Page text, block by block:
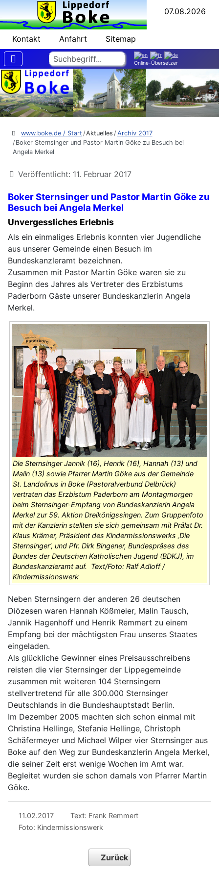
Suchen
Online-Übersetzer
Kontakt Anfahrt Sitemap
07.08.2026
www.boke.de / Start Aktuelles
Archiv 2017
Boker Sternsinger und Pastor Martin Göke zu Besuch bei
Angela Merkel
Boker Sternsinger und Pastor Martin Göke zu
Besuch bei Angela Merkel
Veröffentlicht: 11. Februar 2017
Unvergessliches Erlebnis
Als ein einmaliges Erlebnis konnten vier Jugendliche
aus unserer Gemeinde einen Besuch im
Bundeskanzleramt bezeichnen.
Zusammen mit Pastor Martin Göke waren sie zu
Beginn des Jahres als Vertreter des Erzbistums
Paderborn Gäste unserer Bundeskanzlerin Angela
Merkel.
Die Sternsinger Jannik (16), Henrik (16), Hannah (13) und
Malin (13) sowie Pfarrer Martin Göke aus der Gemeinde
St. Landolinus in Boke (Pastoralverbund Delbrück)
vertraten das Erzbistum Paderborn am Montagmorgen
beim Sternsinger-Empfang von Bundeskanzlerin Angela
Merkel zur 59. Aktion Dreikönigssingen. Zum Gruppenfoto
mit der Kanzlerin stellten sie sich gemeinsam mit Prälat Dr.
Klaus Krämer, Präsident des Kindermissionswerks ‚Die
Sternsinger‘, und Pfr. Dirk Bingener, Bundespräses des
Bundes der Deutschen Katholischen Jugend (BDKJ), im
Bundeskanzleramt auf. Text/Foto: Ralf Adloff /
Kindermissionswerk
Neben Sternsingern der anderen 26 deutschen
Diözesen waren Hannah Kößmeier, Malin Tausch,
Jannik Hagenhoff und Henrik Remmert zu einem
Empfang bei der mächtigsten Frau unseres Staates
eingeladen.
Als glückliche Gewinner eines Preisausschreibens
reisten die vier Sternsinger der Lippegemeinde
zusammen mit weiteren 104 Sternsingern
stellvertretend für alle 300.000 Sternsinger
Deutschlands in die Bundeshauptstadt Berlin.
Im Dezember 2005 machten sich schon einmal mit
Christina Hellinge, Stefanie Hellinge, Christoph
Schäfermeyer und Michael Wilper vier Sternsinger aus
Boke auf den Weg zur Bundeskanzlerin Angela Merkel,
die seiner Zeit erst wenige Wochen im Amt war.
Begleitet wurden sie schon damals von Pfarrer Martin
Göke.
11.02.2017
Text: Frank Remmert
Foto: Kindermissionswerk
Zurück